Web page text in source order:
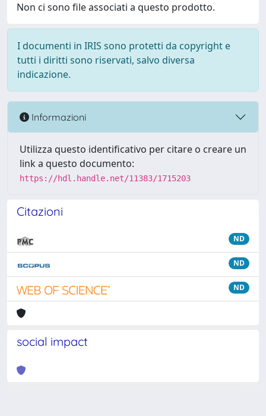
Non ci sono file associati a questo prodotto.
I documenti in IRIS sono protetti da copyright e
tutti i diritti sono riservati, salvo diversa
indicazione.
Informazioni
Utilizza questo identificativo per citare o creare un
link a questo documento:
https://hdl.handle.net/11383/1715203
Citazioni
ND
ND
ND
social impact